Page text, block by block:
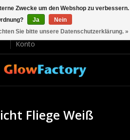
Bezahlung
Kundenservice
Konto
Fliege Weiß
Zwecke um den Webshop zu verbessern.
Ja
Nein
Sie bitte unsere Datenschutzerklärung. »